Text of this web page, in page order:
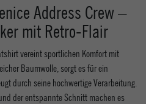
Address Crew –
mit Retro-Flair
vereint sportlichen Komfort mit
Baumwolle, sorgt es für ein
durch seine hochwertige Verarbeitung.
der entspannte Schnitt machen es